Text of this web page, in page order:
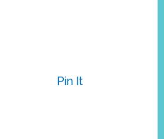
Pin It